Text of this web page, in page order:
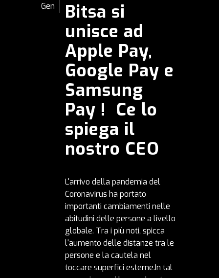
Gen
Bitsa si
unisce ad
Apple Pay,
Google Pay e
Samsung
Pay ! Ce lo
spiega il
nostro CEO
L'arrivo della pandemia del
Coronavirus ha portato
importanti cambiamenti nelle
abitudini delle persone a livello
globale. Tra i più noti, spicca
l'aumento delle distanze tra le
persone e la cautela nel
toccare superfici esterne.In tal